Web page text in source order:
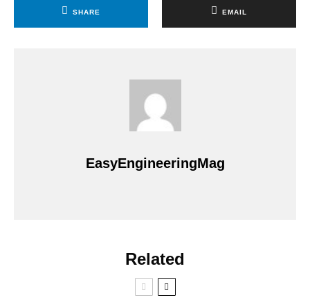
SHARE EMAIL
EasyEngineeringMag
Related